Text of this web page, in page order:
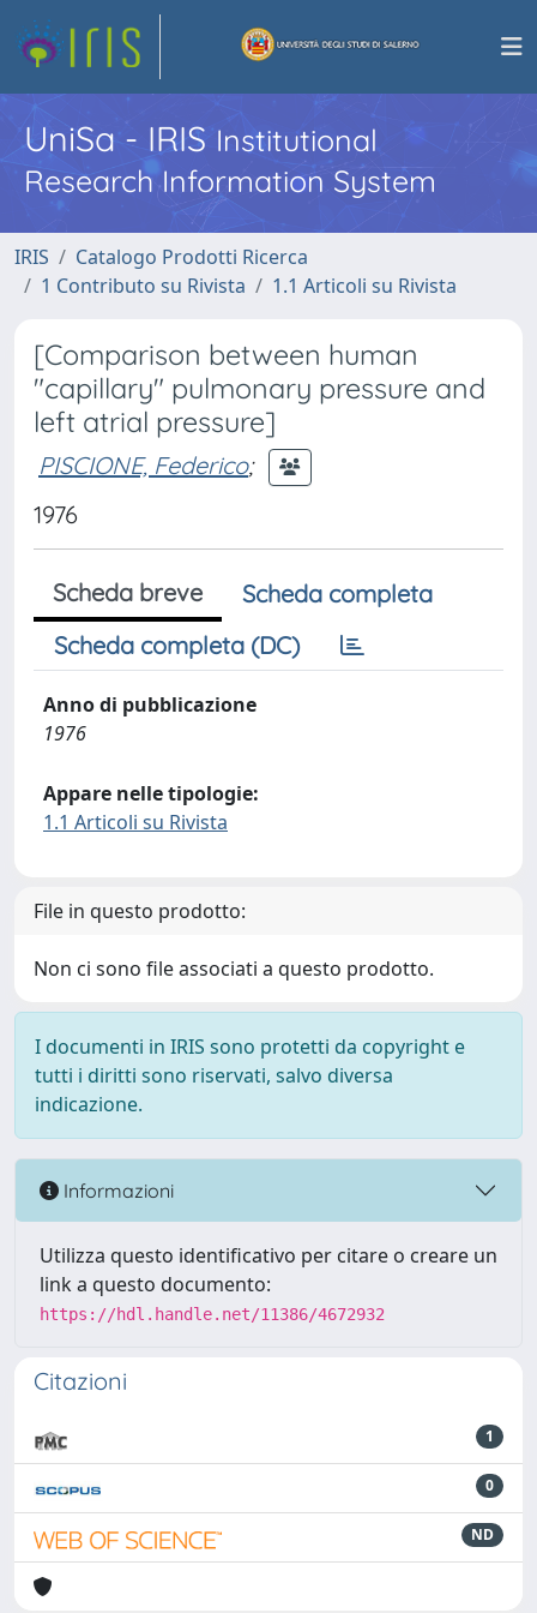
UniSa - IRISInstitutional
Research Information System
IRIS
Catalogo Prodotti Ricerca
1 Contributo su Rivista
1.1 Articoli su Rivista
[Comparison between human
"capillary" pulmonary pressure and
left atrial pressure]
PISCIONE, Federico;
1976
Scheda breve
Scheda completa
Scheda completa (DC)
Anno di pubblicazione
1976
Appare nelle tipologie:
1.1 Articoli su Rivista
File in questo prodotto:
Non ci sono file associati a questo prodotto.
I documenti in IRIS sono protetti da copyright e
tutti i diritti sono riservati, salvo diversa
indicazione.
Informazioni
Utilizza questo identificativo per citare o creare un
link a questo documento:
https://hdl.handle.net/11386/4672932
Citazioni
1
0
ND